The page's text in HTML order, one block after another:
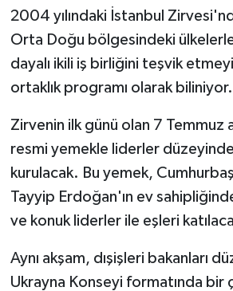
2004 yılındaki İstanbul
Orta Doğu bölgesindeki
dayalı ikili iş birliğini teşvik
ortaklık programı olarak biliniyor.
Zirvenin ilk günü olan 7 Temmuz
resmi yemekle liderler
kurulacak. Bu yemek,
Tayyip Erdoğan'ın ev
ve konuk liderler ile eşleri
Aynı akşam, dışişleri bakanları
Ukrayna Konseyi formatında bir